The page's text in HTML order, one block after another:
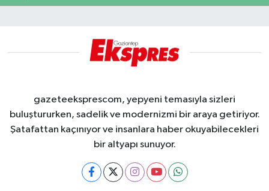
gazeteeksprescom, yepyeni temasıyla sizleri
buluştururken, sadelik ve modernizmi bir araya getiriyor.
Şatafattan kaçınıyor ve insanlara haber okuyabilecekleri
bir altyapı sunuyor.